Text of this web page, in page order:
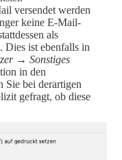
versendet werden
keine E-Mail-
als
Dies ist ebenfalls in
→ Sonstiges
in den
Sie bei derartigen
gefragt, ob diese